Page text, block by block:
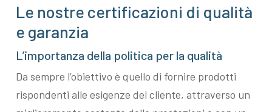
Le nostre certificazioni di qualità
e garanzia
L’importanza della politica per la qualità
Da sempre l’obiettivo è quello di fornire prodotti
rispondenti alle esigenze del cliente, attraverso un